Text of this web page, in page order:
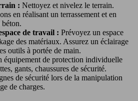
: Nettoyez et nivelez le terrain.
en réalisant un terrassement et en
béton.
de travail : Prévoyez un espace
des matériaux. Assurez un éclairage
outils à portée de main.
équipement de protection individuelle
gants, chaussures de sécurité.
de sécurité lors de la manipulation
de charges.